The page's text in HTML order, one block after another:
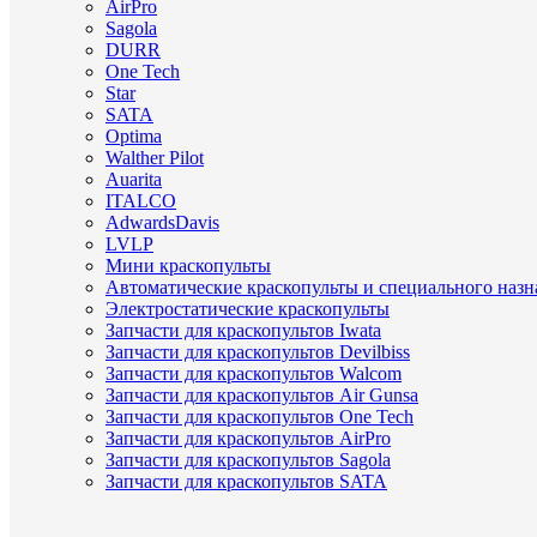
AirPro
Sagola
DURR
One Tech
Star
SATA
Optima
Walther Pilot
Auarita
ITALCO
AdwardsDavis
LVLP
Мини краскопульты
Автоматические краскопульты и специального
Электростатические краскопульты
Запчасти для краскопультов Iwata
Запчасти для краскопультов Devilbiss
Запчасти для краскопультов Walcom
Запчасти для краскопультов Air Gunsa
Запчасти для краскопультов One Tech
Запчасти для краскопультов AirPro
Запчасти для краскопультов Sagola
Запчасти для краскопультов SATA